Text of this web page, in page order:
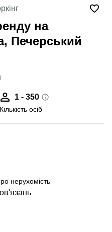
на
Печерський
1 - 350
Кількість осіб
нерухомість